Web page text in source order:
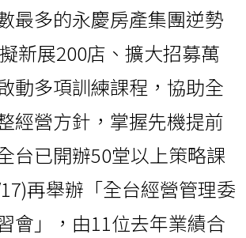
最多的永慶房產集團逆勢
新展200店、擴大招募萬
動多項訓練課程，協助全
經營方針，掌握先機提前
台已開辦50堂以上策略課
再舉辦「全台經營管理委
會」，由11位去年業績合